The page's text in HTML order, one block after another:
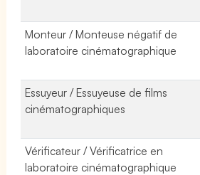
Monteur / Monteuse négatif de
laboratoire cinématographique
Essuyeur / Essuyeuse de films
cinématographiques
Vérificateur / Vérificatrice en
laboratoire cinématographique